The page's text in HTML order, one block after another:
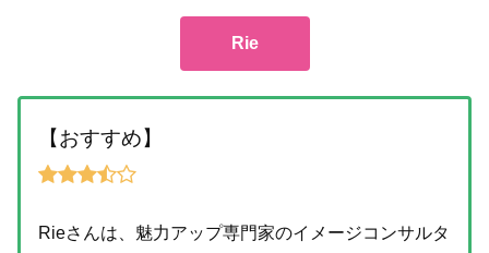
Rie
【おすすめ】
Rieさんは、魅力アップ専門家のイメージコンサルタ